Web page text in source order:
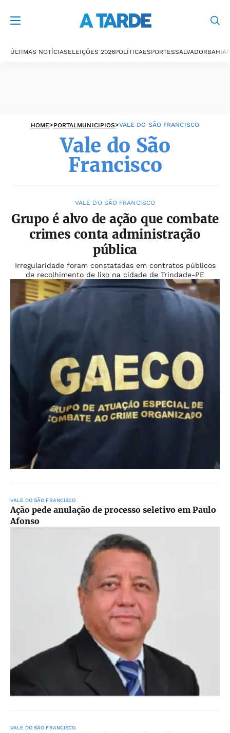
Francisco
ÚLTIMAS NOTÍCIASELEIÇÕES 2026POLÍTICAESPORTESSALVADORBAHIA
HOME>PORTALMUNICIPIOS>VALE DO SÃO FRANCISCO
Vale do São
Francisco
VALE DO SÃO FRANCISCO
Grupo é alvo de ação que combate
crimes conta administração
pública
Irregularidade foram constatadas em contratos públicos
de recolhimento de lixo na cidade de Trindade-PE
VALE DO SÃO FRANCISCO
Ação pede anulação de processo seletivo em Paulo
Afonso
VALE DO SÃO FRANCISCO